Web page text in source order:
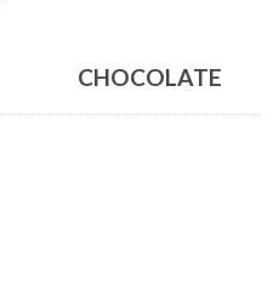
CHOCOLATE